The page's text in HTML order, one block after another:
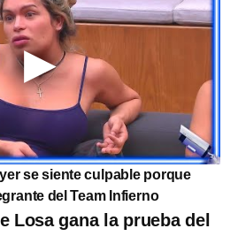
se siente culpable porque
del Team Infierno
Losa gana la prueba del